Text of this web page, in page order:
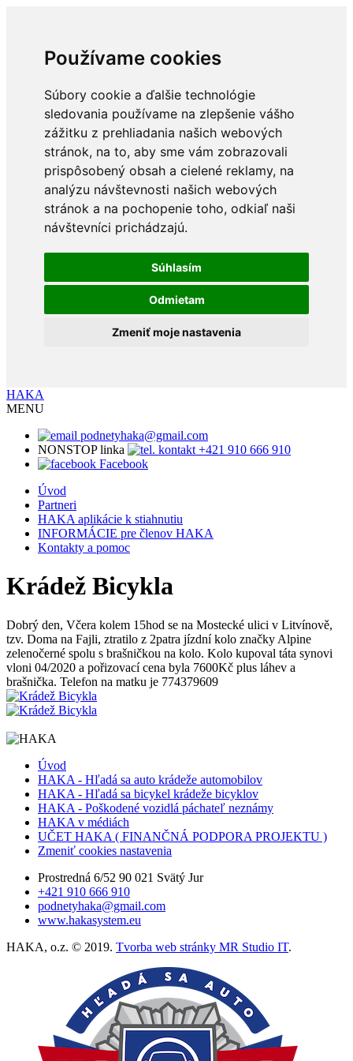
Používame cookies
Súbory cookie a ďalšie technológie
sledovania používame na zlepšenie vášho
zážitku z prehliadania našich webových
stránok, na to, aby sme vám zobrazovali
prispôsobený obsah a cielené reklamy, na
analýzu návštevnosti našich webových
stránok a na pochopenie toho, odkiaľ naši
návštevníci prichádzajú.
Súhlasím
Odmietam
Zmeniť moje nastavenia
HAKA
MENU
podnetyhaka@gmail.com
NONSTOP linka
+421 910 666 910
Facebook
Úvod
Partneri
HAKA aplikácie k stiahnutiu
INFORMÁCIE pre členov HAKA
Kontakty a pomoc
Krádež Bicykla
Dobrý den, Včera kolem 15hod se na Mostecké ulici v Litvínově,
tzv. Doma na Fajli, ztratilo z 2patra jízdní kolo značky Alpine
zelenočerné spolu s brašničkou na kolo. Kolo kupoval táta synovi
vloni 04/2020 a pořizovací cena byla 7600Kč plus láhev a
brašnička. Telefon na matku je 774379609
Úvod
HAKA - Hľadá sa auto krádeže automobilov
HAKA - Hľadá sa bicykel krádeže bicyklov
HAKA - Poškodené vozidlá páchateľ neznámy
HAKA v médiách
UČET HAKA ( FINANČNÁ PODPORA PROJEKTU )
Zmeniť cookies nastavenia
Prostredná 6/52 90 021 Svätý Jur
+421 910 666 910
podnetyhaka@gmail.com
www.hakasystem.eu
HAKA, o.z. © 2019. Tvorba web stránky MR Studio IT.